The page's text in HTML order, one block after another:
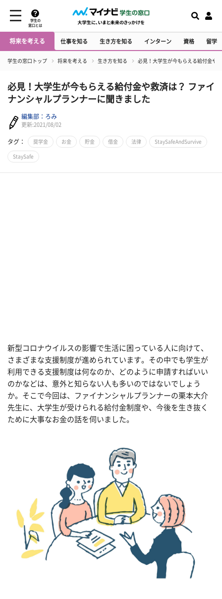
学生の
窓口とは
将来を考える 仕事を知る 生き方を知る インターン 資格 留学
学生の窓口トップ 将来を考える 生き方を知る 必見！大学生が今もらえる給付金や
必見！大学生が今もらえる給付金や救済は？ ファイ
ナンシャルプランナーに聞きました
編集部：ろみ
更新:2021/08/02
タグ： 奨学金 お金 貯金 借金 法律 StaySafeAndSurvive
StaySafe
新型コロナウイルスの影響で生活に困っている人に向けて、
さまざまな支援制度が進められています。その中でも学生が
利用できる支援制度は何なのか、どのように申請すればいい
のかなどは、意外と知らない人も多いのではないでしょう
か。そこで今回は、ファイナンシャルプランナーの栗本大介
先生に、大学生が受けられる給付金制度や、今後を生き抜く
ために大事なお金の話を伺いました。